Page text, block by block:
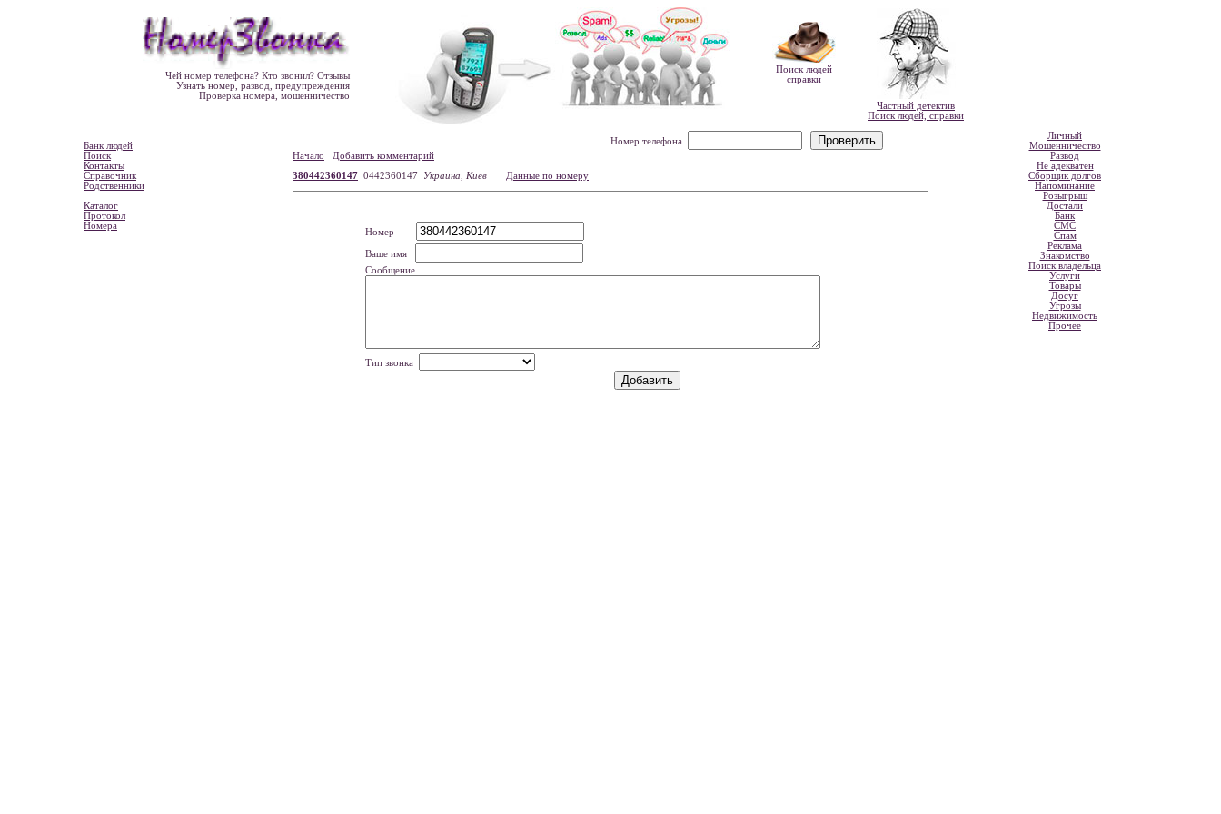
Чей номер телефона? Кто звонил? Отзывы
Узнать номер, развод, предупреждения
Проверка номера, мошенничество
Поиск людей
справки
Частный детектив
Поиск людей, справки
Банк людей
Поиск
Контакты
Справочник
Родственники
Каталог
Протокол
Номера
Номер телефона
Начало
Добавить комментарий
380442360147 0442360147 Украина, Киев Данные по номеру
Номер
Ваше имя
Сообщение
Тип звонка
Личный
Мошенничество
Развод
Не адекватен
Сборщик долгов
Напоминание
Розыгрыш
Достали
Банк
СМС
Спам
Реклама
Знакомство
Поиск владельца
Услуги
Товары
Досуг
Угрозы
Недвижимость
Прочее